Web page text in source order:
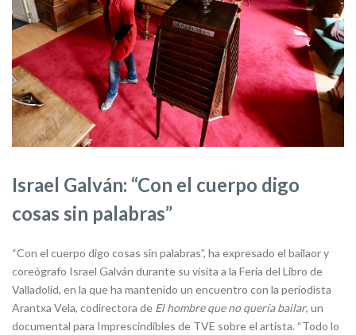
Israel Galván: “Con el cuerpo digo
cosas sin palabras”
“Con el cuerpo digo cosas sin palabras”, ha expresado el bailaor y
coreógrafo Israel Galván durante su visita a la Feria del Libro de
Valladolid, en la que ha mantenido un encuentro con la periodista
Arantxa Vela, codirectora de El hombre que no quería bailar, un
documental para Imprescindibles de TVE sobre el artista. “Todo lo